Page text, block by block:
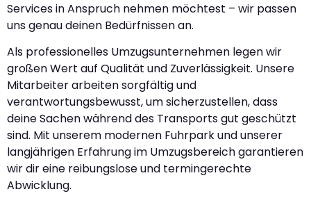
Services in Anspruch nehmen möchtest – wir passen
uns genau deinen Bedürfnissen an.
Als professionelles Umzugsunternehmen legen wir
großen Wert auf Qualität und Zuverlässigkeit. Unsere
Mitarbeiter arbeiten sorgfältig und
verantwortungsbewusst, um sicherzustellen, dass
deine Sachen während des Transports gut geschützt
sind. Mit unserem modernen Fuhrpark und unserer
langjährigen Erfahrung im Umzugsbereich garantieren
wir dir eine reibungslose und termingerechte
Abwicklung.